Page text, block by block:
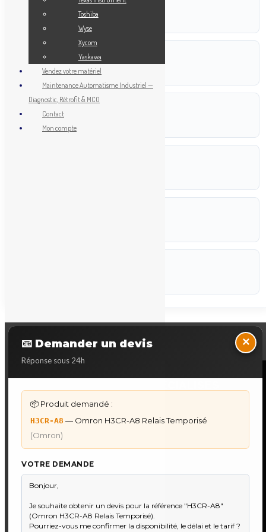
POIDS
0,120 kg
DIMENSIONS
9,0 × 4,8 × 8,8 cm
H3CR-A8
📧 Demander un devis
Réponse sous 24h
×
📦 Produit demandé :
H3CR-A8 — Omron H3CR-A8 Relais Temporisé
(Omron)
VOTRE DEMANDE
Back to Top
DÉPANNAGE AUTOMATES
Dépannage Schneider Modicon
Dépannage Mitsubishi Melsec
Dépannage ABB AC500
IHM & PUPITRES
Toshiba
Wyse
Xycom
Yaskawa
Vendez votre matériel
Maintenance Automatisme Industriel —
Diagnostic, Rétrofit & MCO
Contact
Mon compte